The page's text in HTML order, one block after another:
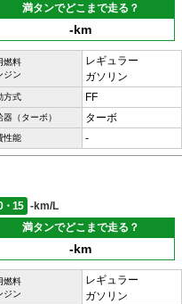
満タンでどこまで走る？
-km
燃料
ジン
レギュラー
ガソリン
方式 FF
器（ターボ） ターボ
性能 -
・15
-km/L
満タンでどこまで走る？
-km
燃料
ジン
レギュラー
ガソリン